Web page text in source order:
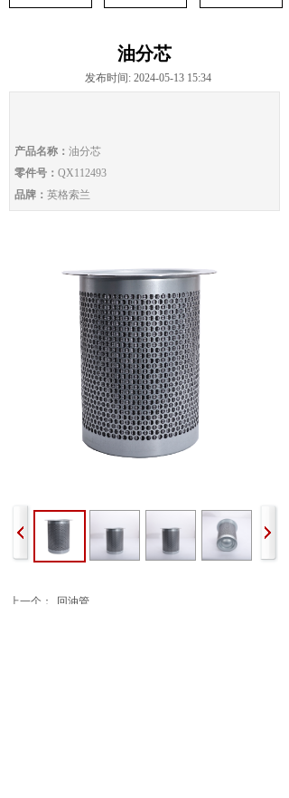
油分芯
发布时间: 2024-05-13 15:34
产品名称： 油分芯
零件号： QX112493
品牌： 英格索兰
上一个：
回油管